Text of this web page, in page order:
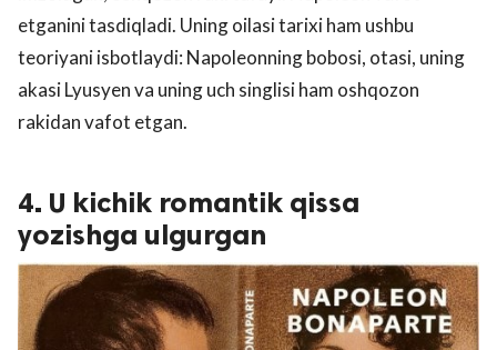
etganini tasdiqladi. Uning oilasi tarixi ham ushbu
teoriyani isbotlaydi: Napoleonning bobosi, otasi, uning
akasi Lyusyen va uning uch singlisi ham oshqozon
rakidan vafot etgan.
4. U kichik romantik qissa
yozishga ulgurgan